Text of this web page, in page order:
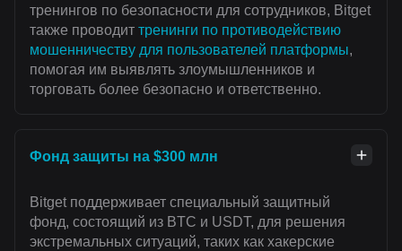
тренингов по безопасности для сотрудников, Bitget
также проводит тренинги по противодействию
мошенничеству для пользователей платформы,
помогая им выявлять злоумышленников и
торговать более безопасно и ответственно.
Фонд защиты на $300 млн
Bitget поддерживает специальный защитный
фонд, состоящий из BTC и USDT, для решения
экстремальных ситуаций, таких как хакерские